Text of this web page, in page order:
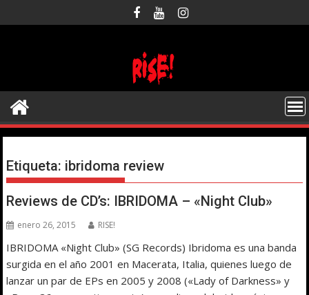
al
Etiqueta: ibridoma review
Reviews de CD’s: IBRIDOMA – «Night Club»
enero 26, 2015 RISE!
IBRIDOMA «Night Club» (SG Records) Ibridoma es una banda
surgida en el año 2001 en Macerata, Italia, quienes luego de
lanzar un par de EPs en 2005 y 2008 («Lady of Darkness» y